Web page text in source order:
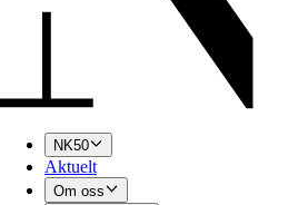
NK50
Aktuelt
Om oss